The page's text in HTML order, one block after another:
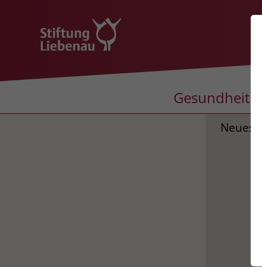
Gesundheit
Neues